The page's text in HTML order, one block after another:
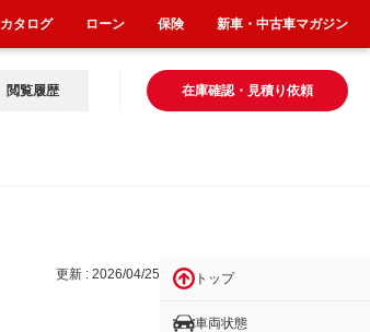
在庫確認・見積り依頼
閲覧履歴
更新 : 2026/04/25 トップ
車両状態
カタログ ローン 保険 新車・中古車マガジン